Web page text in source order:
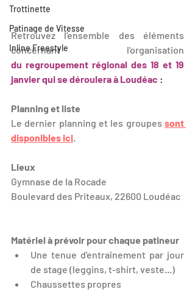
Trottinette
Patinage de Vitesse
Inline Freestyle
Retrouvez l'ensemble des éléments
du regroupement régional des 18 et 19
janvier qui se déroulera à Loudéac :
Planning et liste
Le dernier planning et les groupes sont
disponibles ici.
Lieux
Gymnase de la Rocade
Boulevard des Priteaux, 22600 Loudéac
Matériel à prévoir pour chaque patineur
Une tenue d'entraînement par jour
de stage (leggins, t-shirt, veste...)
Chaussettes propres